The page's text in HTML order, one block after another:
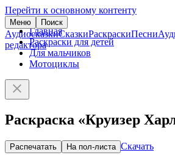
Перейти к основному контенту
Меню Поиск
АудиосказкиСказкиРаскраскиПесни
редактора
Главная
Раскраски для детей
Для мальчиков
Мотоциклы
Раскраска «Круизер
Распечатать На пол-листа Скачать